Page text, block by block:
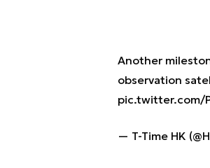
Another
observation
pic.twitter.com/
— T-Time HK